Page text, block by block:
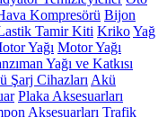
Kompresörü Bijon
Tamir Kiti KrikoYağ
Yağı Motor Yağı
Yağı ve Katkısı
Şarj Cihazları Akü
Plaka Aksesuarları
Aksesuarları Trafik